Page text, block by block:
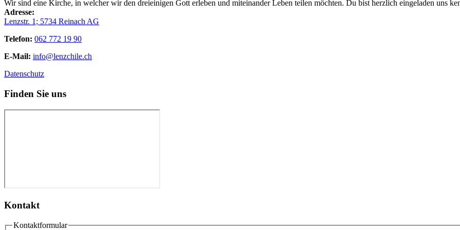
Wir sind eine Kirche, in welcher wir den dreieinigen Gott erleben und miteinander Leben teilen möchten. Du bist herzlich eingeladen uns
Adresse:
Lenzstr. 1; 5734 Reinach AG
Telefon: 062 772 19 90
E-Mail: info@lenzchile.ch
Datenschutz
Finden Sie uns
Kontakt
Kontaktformular